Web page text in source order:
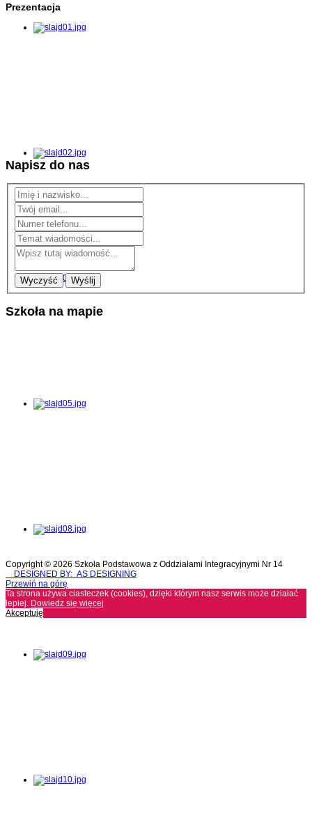
Prezentacja
Napisz do nas
Wyczyść Wyślij
Szkoła na mapie
Copyright © 2026 Szkoła Podstawowa z Oddziałami Integracyjnymi Nr 14
DESIGNED BY: AS DESIGNING
Przewiń na górę
Ta strona używa ciasteczek (cookies), dzięki którym nasz serwis może działać
lepiej. Dowiedz się więcej
Akceptuję